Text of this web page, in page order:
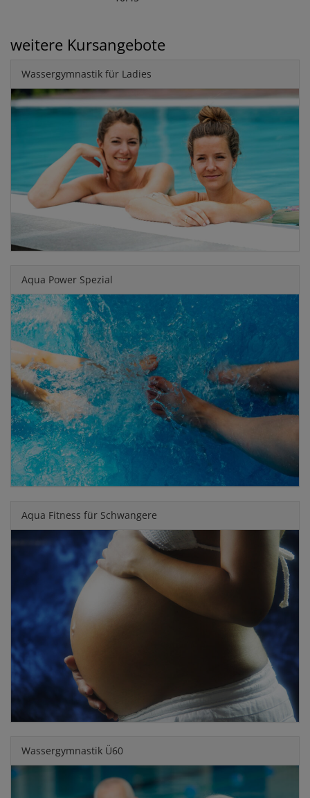
weitere Kursangebote
Wassergymnastik für Ladies
Aqua Power Spezial
Aqua Fitness für Schwangere
Wassergymnastik Ü60